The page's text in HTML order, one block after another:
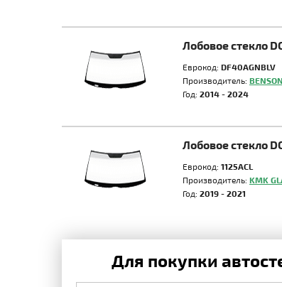
Лобовое стекло
Еврокод: DF40AGNBLV
Производитель: BENSON
Год: 2014 - 2024
Лобовое стекло
Еврокод: 1125ACL
Производитель: KMK
Год: 2019 - 2021
Для покупки